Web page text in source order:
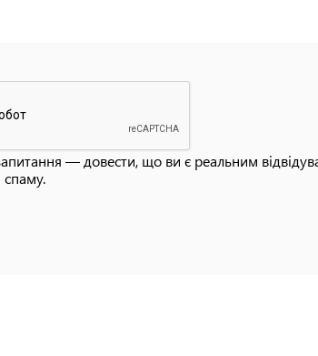
— довести, що ви є реальним